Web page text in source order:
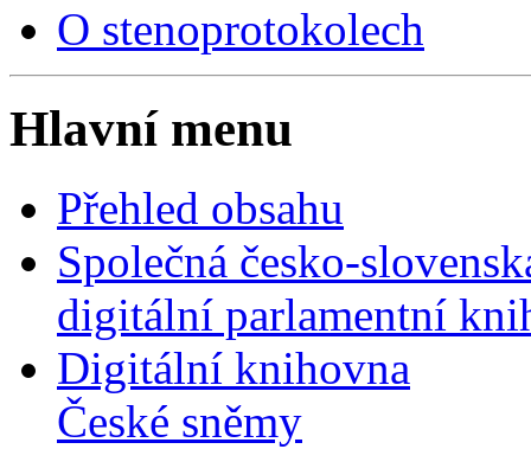
O stenoprotokolech
Hlavní menu
Přehled obsahu
Společná česko-
digitální parlamentní
Digitální knihovna
České sněmy